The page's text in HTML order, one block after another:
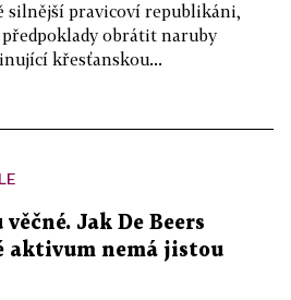
silnější pravicoví republikáni,
obrátit naruby
křesťanskou...
Jak De Beers
aktivum nemá jistou